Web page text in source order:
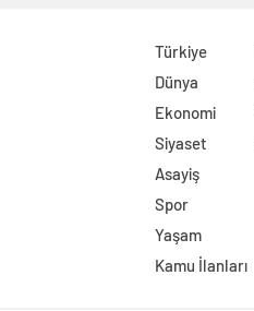
Türkiye
Dünya
Ekonomi
Siyaset
Asayiş
Spor
Yaşam
Kamu İlanları